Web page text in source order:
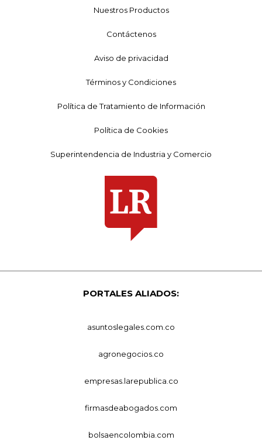
Nuestros Productos
Contáctenos
Aviso de privacidad
Términos y Condiciones
Política de Tratamiento de Información
Política de Cookies
Superintendencia de Industria y Comercio
PORTALES ALIADOS:
asuntoslegales.com.co
agronegocios.co
empresas.larepublica.co
firmasdeabogados.com
bolsaencolombia.com